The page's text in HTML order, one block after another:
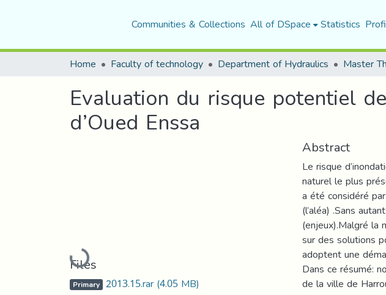
Communities & Collections All of DSpace Statistics
Home Faculty of technology Department of Hydraulics Master
Evaluation du risque potentiel
d’Oued Enssa
Loading...
Files
Primary 2013.15.rar(4.05 MB)
Abstract
Le risque
naturel le plus
a été considéré
(l’aléa) .Sans
(enjeux).Malgré la
sur des solutions
adoptent une
Dans ce résumé:
de la ville de